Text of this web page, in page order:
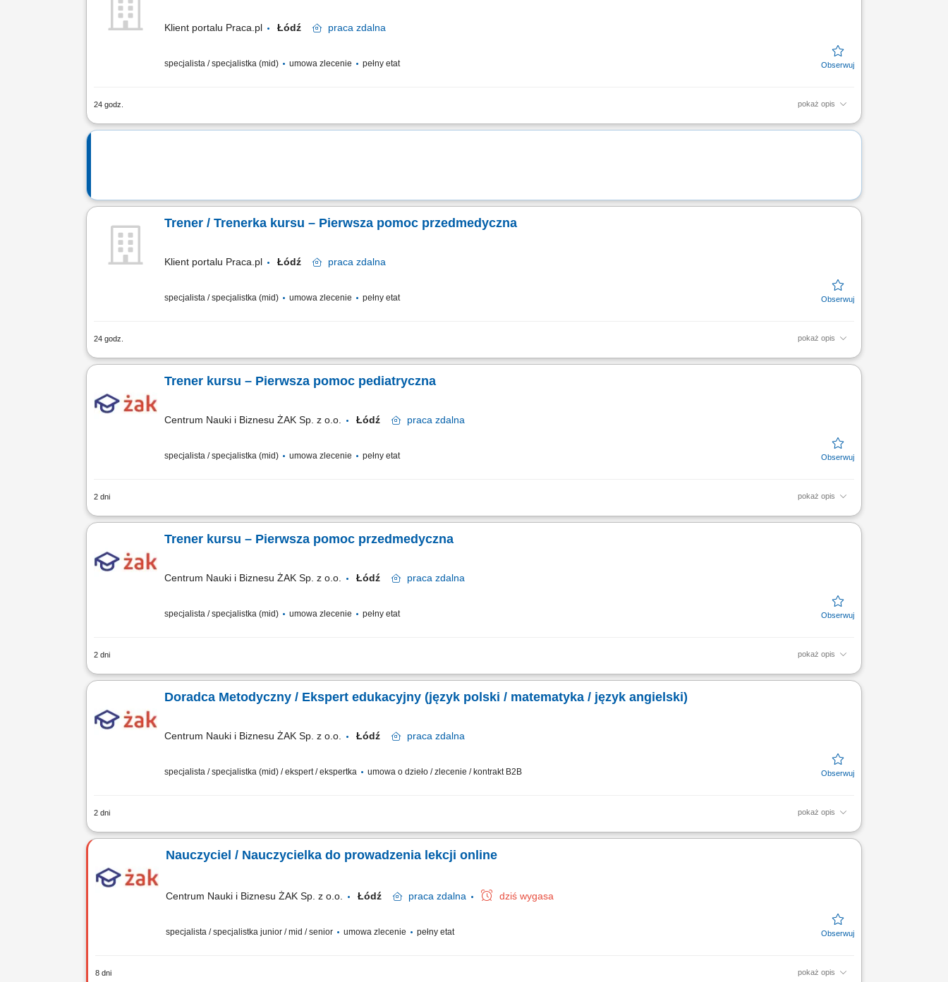
Klient portalu Praca.pl Łódź praca zdalna
specjalista / specjalistka (mid) umowa zlecenie pełny etat
24 godz. pokaż opis
Prowadzenie kursu / szkolenia: Pierwsza pomoc pediatryczna; Czas trwania: 6 godzin dydaktycznych; Obszar prowadzenia zajęć: cała Polska;
Trener / Trenerka kursu – Pierwsza pomoc przedmedyczna
Klient portalu Praca.pl Łódź praca zdalna
specjalista / specjalistka (mid) umowa zlecenie pełny etat
24 godz. pokaż opis
Prowadzenie kursu / szkolenia z zakresu - Pierwsza pomoc przedmedyczna; Czas trwania: 8 godzin dydaktycznych; Obszar działania: cała Polska;
Trener kursu – Pierwsza pomoc pediatryczna
Centrum Nauki i Biznesu ŻAK Sp. z o.o. Łódź praca zdalna
specjalista / specjalistka (mid) umowa zlecenie pełny etat
2 dni pokaż opis
Nazwa kursu: Pierwsza pomoc pediatryczna Czas trwania: 6 godzin dydaktycznych Region: cała Polska
Trener kursu – Pierwsza pomoc przedmedyczna
Centrum Nauki i Biznesu ŻAK Sp. z o.o. Łódź praca zdalna
specjalista / specjalistka (mid) umowa zlecenie pełny etat
2 dni pokaż opis
Nazwa kursu: Pierwsza pomoc przedmedyczna Czas trwania: 8 godzin dydaktycznych Region: cała Polska
Doradca Metodyczny / Ekspert edukacyjny (język polski / matematyka / język angielski)
Centrum Nauki i Biznesu ŻAK Sp. z o.o. Łódź praca zdalna
specjalista / specjalistka (mid) / ekspert / ekspertka umowa o dzieło / zlecenie / kontrakt B2B
2 dni pokaż opis
Miejsce pracy: Online Szukamy metodyka/eksperta z doświadczeniem dydaktycznym w nauczaniu w szkole podstawowej (j. polski, matematyka, j. angielski) do
Nauczyciel / Nauczycielka do prowadzenia lekcji online
Centrum Nauki i Biznesu ŻAK Sp. z o.o. Łódź praca zdalna dziś wygasa
specjalista / specjalistka junior / mid / senior umowa zlecenie pełny etat
8 dni pokaż opis